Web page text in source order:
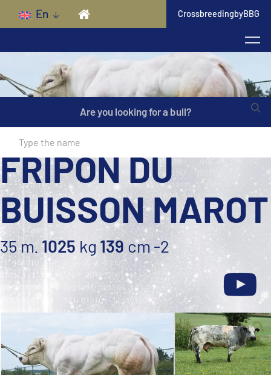
Skip to main content
En CrossbreedingbyBBG
Are you looking for a bull?
FRIPON DU
BUISSON MAROT
35 m. 1025 kg139 cm -2